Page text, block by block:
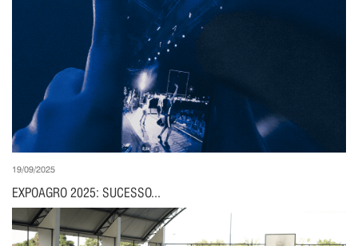
19/09/2025
EXPOAGRO 2025: SUCESSO...